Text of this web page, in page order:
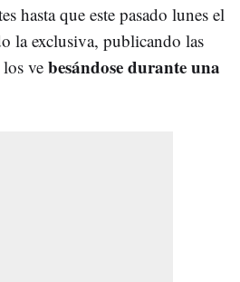
hasta que este pasado lunes el
la exclusiva, publicando las
los ve besándose durante una